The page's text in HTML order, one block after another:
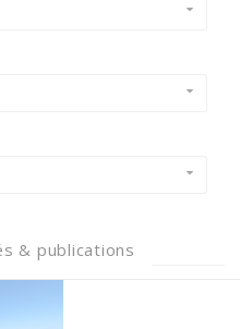
& publications